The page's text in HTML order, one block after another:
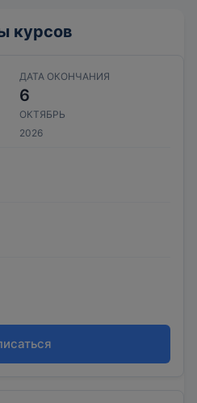
курсов
ДАТА ОКОНЧАНИЯ
6
ОКТЯБРЬ
2026